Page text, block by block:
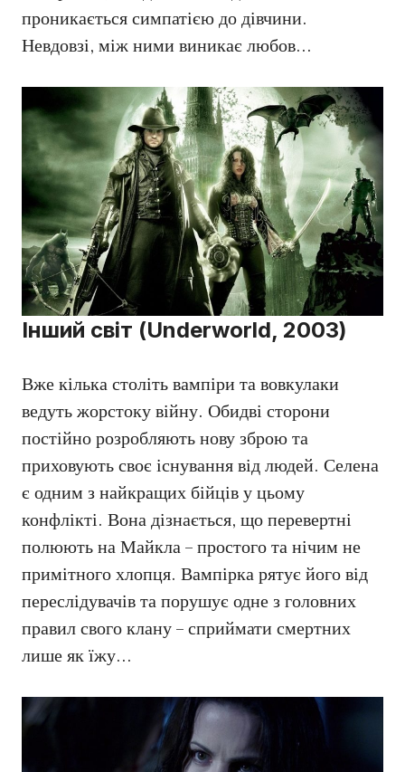
проникається симпатією до дівчини.
Невдовзі, між ними виникає любов…
Інший світ (Underworld, 2003)
Вже кілька століть вампіри та вовкулаки
ведуть жорстоку війну. Обидві сторони
постійно розробляють нову зброю та
приховують своє існування від людей. Селена
є одним з найкращих бійців у цьому
конфлікті. Вона дізнається, що перевертні
полюють на Майкла – простого та нічим не
примітного хлопця. Вампірка рятує його від
переслідувачів та порушує одне з головних
правил свого клану – сприймати смертних
лише як їжу…